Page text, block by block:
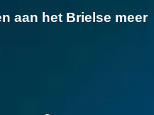
aan het Brielse meer